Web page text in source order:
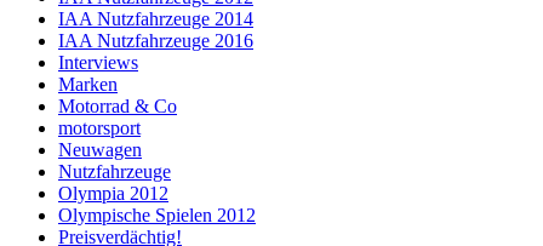
IAA Nutzfahrzeuge 2014
IAA Nutzfahrzeuge 2016
Interviews
Marken
Motorrad & Co
motorsport
Neuwagen
Nutzfahrzeuge
Olympia 2012
Olympische Spielen 2012
Preisverdächtig!